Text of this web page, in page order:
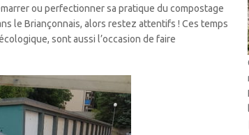
ou perfectionner sa pratique du compostage
le Briançonnais, alors restez attentifs ! Ces temps
sont aussi l’occasion de faire